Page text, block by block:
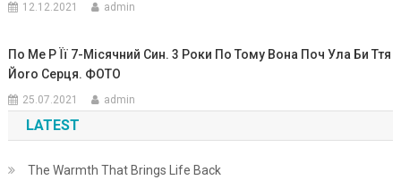
12.12.2021 admin
По Ме Р Її 7-Місячний Син. 3 Роки По Тому Вона Поч Ула Би Ття
Йоrо Серця. ФОТО
25.07.2021 admin
LATEST
The Warmth That Brings Life Back